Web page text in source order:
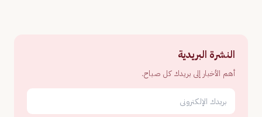
النشرة البريدية
أهم الأخبار إلى بريدك كل صباح.